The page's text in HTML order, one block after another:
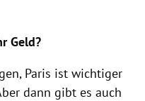
Geld?
Paris ist wichtiger
dann gibt es auch